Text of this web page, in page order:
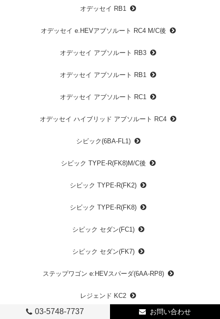
03-5748-7737 お問い合わせ
オデッセイ RB1
オデッセイ e.HEVアブソルート RC4 M/C後
オデッセイ アブソルート RB3
オデッセイ アブソルート RB1
オデッセイ アブソルート RC1
オデッセイ ハイブリッド アブソルート RC4
シビック(6BA-FL1)
シビック TYPE-R(FK8)M/C後
シビック TYPE-R(FK2)
シビック TYPE-R(FK8)
シビック セダン(FC1)
シビック セダン(FK7)
ステップワゴン e:HEVスパーダ(6AA-RP8)
レジェンド KC2